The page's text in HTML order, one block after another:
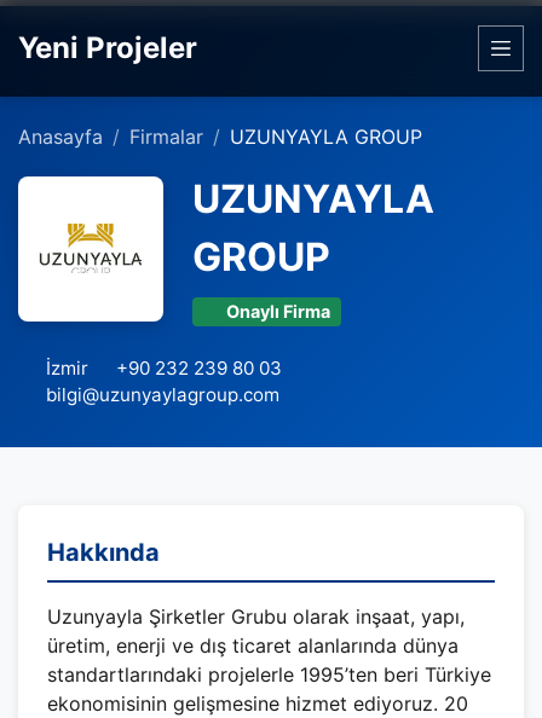
Yeni Projeler
Anasayfa Firmalar UZUNYAYLA GROUP
UZUNYAYLA
GROUP
Onaylı Firma
İzmir
+90 232 239 80 03
bilgi@uzunyaylagroup.com
Hakkında
Uzunyayla Şirketler Grubu olarak inşaat, yapı,
üretim, enerji ve dış ticaret alanlarında dünya
standartlarındaki projelerle 1995’ten beri Türkiye
ekonomisinin gelişmesine hizmet ediyoruz. 20